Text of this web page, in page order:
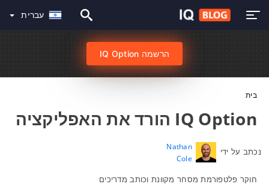
עברית
הרשמה IQ Option
בית
IQ Option הורד את האפליקציה
נכתב על ידי
Nathan
Cole
חוקר פלטפורמת מסחר מקוונת וכותב מדריכים